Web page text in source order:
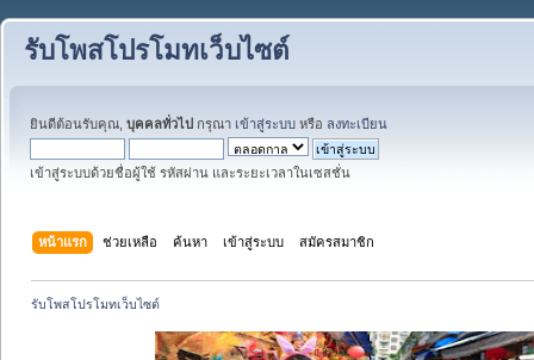
รับโพสโปรโมทเว็บไซต์
ยินดีต้อนรับคุณ, บุคคลทั่วไป กรุณา เข้าสู่ระบบ หรือ ลงทะเบียน
เข้าสู่ระบบด้วยชื่อผู้ใช้ รหัสผ่าน และระยะเวลาในเซสชั่น
หน้าแรก ช่วยเหลือ ค้นหา เข้าสู่ระบบ สมัครสมาชิก
รับโพสโปรโมทเว็บไซต์